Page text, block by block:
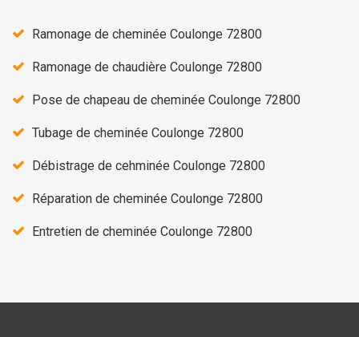
Ramonage de cheminée Coulonge 72800
Ramonage de chaudière Coulonge 72800
Pose de chapeau de cheminée Coulonge 72800
Tubage de cheminée Coulonge 72800
Débistrage de cehminée Coulonge 72800
Réparation de cheminée Coulonge 72800
Entretien de cheminée Coulonge 72800